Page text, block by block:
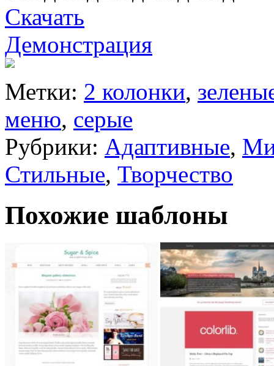
Скачать
Демонстрация
Метки: 2 колонки,
меню, серые
Рубрики: Адаптивные,
Стильные, Творчество
Похожие шаблоны